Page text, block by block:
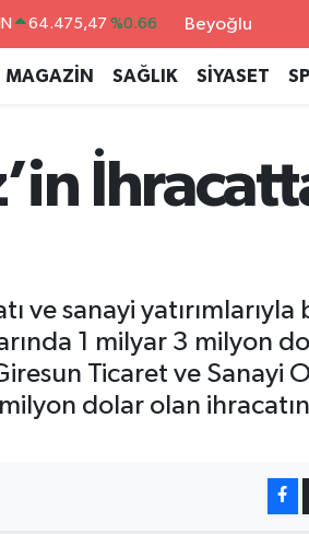
47,5986 %0.06
55,0700 %0.1
BİST100 13.703 %0
Beyoğlu
MAGAZİN SAĞLIK SİYASET
ve sanayi
1 milyar 3 milyon
Ticaret ve Sanayi
dolar olan